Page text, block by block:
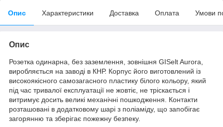
Опис Характеристики Доставка Оплата Умови
Опис
Розетка одинарна, без заземлення, зовнішня GISelt Aurora,
виробляється на заводі в КНР. Корпус його виготовлений із
високоякісного самозагасного пластику білого кольору, який
під час тривалої експлуатації не жовтіє, не тріскається і
витримує досить великі механічні пошкодження. Контакти
розташовані в додатковому шарі з поліаміду, що запобігає
загорянню та зберігає пожежну безпеку.